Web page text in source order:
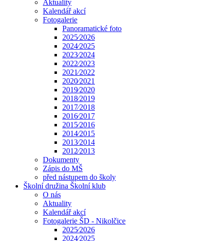
Aktuality
Kalendář akcí
Fotogalerie
Panoramatické foto
2025⁄2026
2024⁄2025
2023⁄2024
2022⁄2023
2021⁄2022
2020⁄2021
2019⁄2020
2018⁄2019
2017⁄2018
2016⁄2017
2015⁄2016
2014⁄2015
2013⁄2014
2012⁄2013
Dokumenty
Zápis do MŠ
před nástupem do školy
Školní družina Školní klub
O nás
Aktuality
Kalendář akcí
Fotogalerie ŠD - Nikolčice
2025⁄2026
2024⁄2025